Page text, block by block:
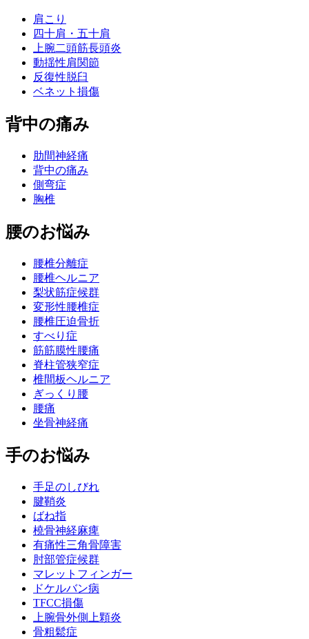
肩こり
四十肩・五十肩
上腕二頭筋長頭炎
動揺性肩関節
反復性脱臼
ベネット損傷
背中の痛み
肋間神経痛
背中の痛み
側弯症
胸椎
腰のお悩み
腰椎分離症
腰椎ヘルニア
梨状筋症候群
変形性腰椎症
腰椎圧迫骨折
すべり症
筋筋膜性腰痛
脊柱管狭窄症
椎間板ヘルニア
ぎっくり腰
腰痛
坐骨神経痛
手のお悩み
手足のしびれ
腱鞘炎
ばね指
橈骨神経麻痺
有痛性三角骨障害
肘部管症候群
マレットフィンガー
ドケルバン病
TFCC損傷
上腕骨外側上顆炎
骨粗鬆症